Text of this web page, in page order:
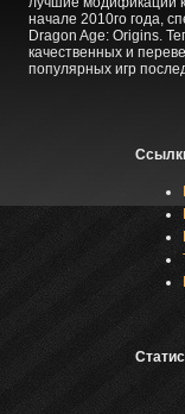
начале 2010го года,
Dragon Age: Origins.
качественных и
популярных игр